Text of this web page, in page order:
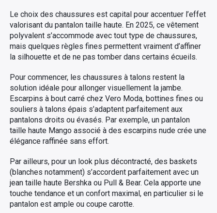
Le choix des chaussures est capital pour accentuer l’effet
valorisant du pantalon taille haute. En 2025, ce vêtement
polyvalent s’accommode avec tout type de chaussures,
mais quelques règles fines permettent vraiment d’affiner
la silhouette et de ne pas tomber dans certains écueils.
Pour commencer, les chaussures à talons restent la
solution idéale pour allonger visuellement la jambe.
Escarpins à bout carré chez Vero Moda, bottines fines ou
souliers à talons épais s’adaptent parfaitement aux
pantalons droits ou évasés. Par exemple, un pantalon
taille haute Mango associé à des escarpins nude crée une
élégance raffinée sans effort.
Par ailleurs, pour un look plus décontracté, des baskets
(blanches notamment) s’accordent parfaitement avec un
jean taille haute Bershka ou Pull & Bear. Cela apporte une
touche tendance et un confort maximal, en particulier si le
pantalon est ample ou coupe carotte.